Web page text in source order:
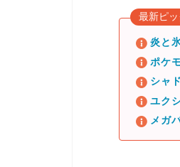
最新ピ
炎と
ポケ
シャ
ユク
メガ